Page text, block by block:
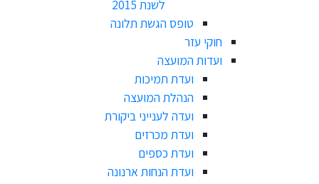
לשנת 2015
טופס הגשת תלונה
חוקי עזר
ועדות המועצה
ועדת תמיכות
הנהלת המועצה
ועדה לענייני ביקורת
ועדת מכרזים
ועדת כספים
ועדת הנחות ארנונה